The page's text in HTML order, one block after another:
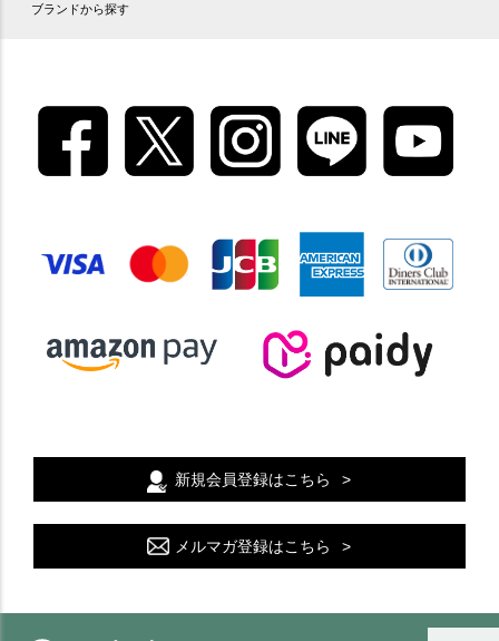
ブランドから探す
新規会員登録はこちら
メルマガ登録はこちら